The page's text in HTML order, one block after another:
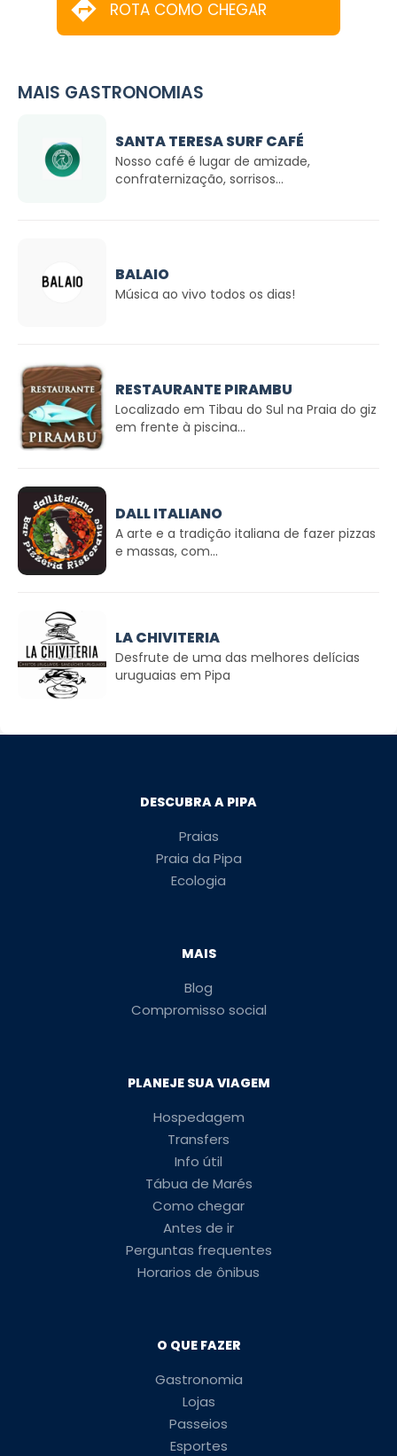
ROTA COMO CHEGAR
MAIS GASTRONOMIAS
SANTA TERESA SURF CAFÉ
Nosso café é lugar de amizade,
confraternização, sorrisos...
BALAIO
Música ao vivo todos os dias!
RESTAURANTE PIRAMBU
Localizado em Tibau do Sul na Praia do giz
em frente à piscina...
DALL ITALIANO
A arte e a tradição italiana de fazer pizzas
e massas, com...
LA CHIVITERIA
Desfrute de uma das melhores delícias
uruguaias em Pipa
DESCUBRA A PIPA
Praias
Praia da Pipa
Ecologia
MAIS
Blog
Compromisso social
PLANEJE SUA VIAGEM
Hospedagem
Transfers
Info útil
Tábua de Marés
Como chegar
Antes de ir
Perguntas frequentes
Horarios de ônibus
O QUE FAZER
Gastronomia
Lojas
Passeios
Esportes